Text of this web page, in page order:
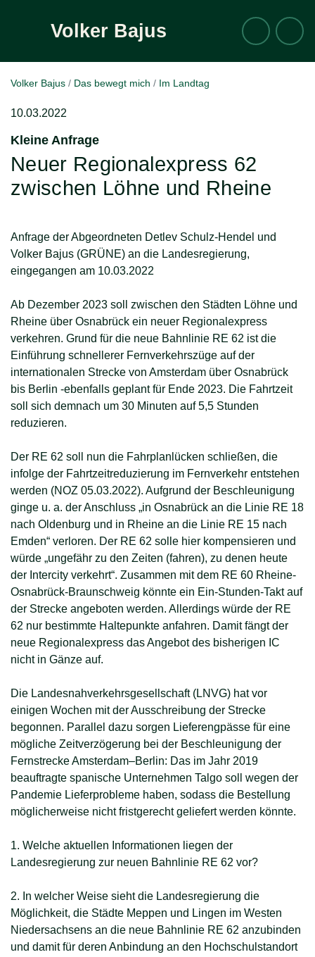
Volker Bajus
Suche
Volker Bajus Das bewegt mich Im Landtag
10.03.2022
Kleine Anfrage
:
Neuer Regionalexpress 62
zwischen Löhne und Rheine
Anfrage der Abgeordneten Detlev Schulz-Hendel und
Volker Bajus (GRÜNE) an die Landesregierung,
eingegangen am 10.03.2022
Ab Dezember 2023 soll zwischen den Städten Löhne und
Rheine über Osnabrück ein neuer Regionalexpress
verkehren. Grund für die neue Bahnlinie RE 62 ist die
Einführung schnellerer Fernverkehrszüge auf der
internationalen Strecke von Amsterdam über Osnabrück
bis Berlin -ebenfalls geplant für Ende 2023. Die Fahrtzeit
soll sich demnach um 30 Minuten auf 5,5 Stunden
reduzieren.
Der RE 62 soll nun die Fahrplanlücken schließen, die
infolge der Fahrtzeitreduzierung im Fernverkehr entstehen
werden (NOZ 05.03.2022). Aufgrund der Beschleunigung
ginge u. a. der Anschluss „in Osnabrück an die Linie RE 18
nach Oldenburg und in Rheine an die Linie RE 15 nach
Emden“ verloren. Der RE 62 solle hier kompensieren und
würde „ungefähr zu den Zeiten (fahren), zu denen heute
der Intercity verkehrt“. Zusammen mit dem RE 60 Rheine-
Osnabrück-Braunschweig könnte ein Ein-Stunden-Takt auf
der Strecke angeboten werden. Allerdings würde der RE
62 nur bestimmte Haltepunkte anfahren. Damit fängt der
neue Regionalexpress das Angebot des bisherigen IC
nicht in Gänze auf.
Die Landesnahverkehrsgesellschaft (LNVG) hat vor
einigen Wochen mit der Ausschreibung der Strecke
begonnen. Parallel dazu sorgen Lieferengpässe für eine
mögliche Zeitverzögerung bei der Beschleunigung der
Fernstrecke Amsterdam–Berlin: Das im Jahr 2019
beauftragte spanische Unternehmen Talgo soll wegen der
Pandemie Lieferprobleme haben, sodass die Bestellung
möglicherweise nicht fristgerecht geliefert werden könnte.
1. Welche aktuellen Informationen liegen der
Landesregierung zur neuen Bahnlinie RE 62 vor?
2. In welcher Weise sieht die Landesregierung die
Möglichkeit, die Städte Meppen und Lingen im Westen
Niedersachsens an die neue Bahnlinie RE 62 anzubinden
und damit für deren Anbindung an den Hochschulstandort